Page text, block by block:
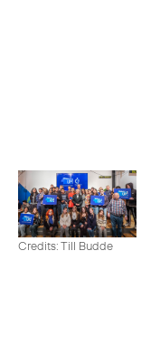
Credits: Till Budde